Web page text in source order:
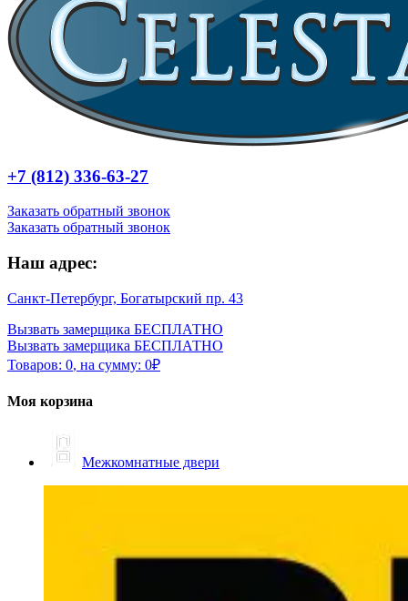
+7 (812) 336-63-27
Заказать обратный звонок
Заказать обратный звонок
Наш адрес:
Санкт-Петербург, Богатырский пр. 43
Вызвать замерщика БЕСПЛАТНО
Вызвать замерщика БЕСПЛАТНО
Товаров: 0, на сумму: 0₽
Моя корзина
Межкомнатные двери